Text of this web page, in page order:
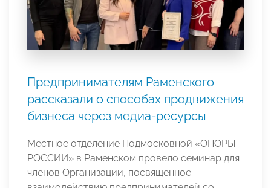
Предпринимателям Раменского
рассказали о способах продвижения
бизнеса через медиа-ресурсы
Местное отделение Подмосковной «ОПОРЫ
РОССИИ» в Раменском провело семинар для
членов Организации, посвященное